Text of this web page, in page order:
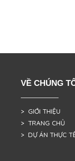
VỀ CHÚNG
> GIỚI THIỆU
> TRANG CHỦ
> DỰ ÁN THỰC